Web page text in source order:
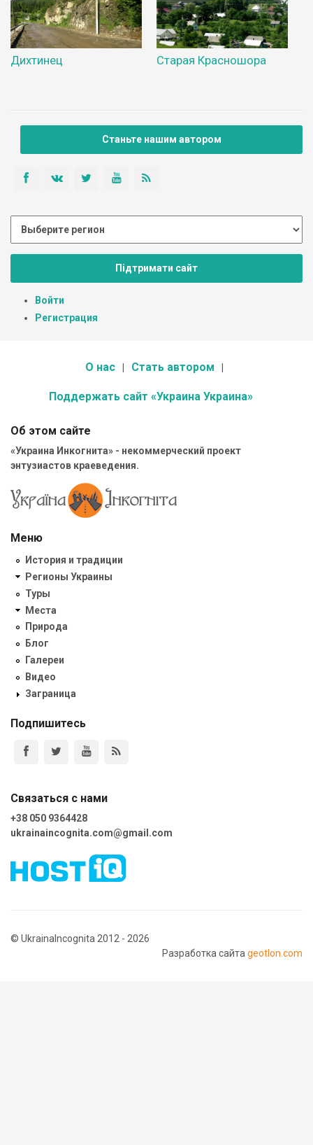
Дихтинец Старая Красношора
Станьте нашим автором
Підтримати сайт
Войти
Регистрация
О нас Стать автором
Поддержать сайт «Украина Украина»
Об этом сайте
«Украина Инкогнита» - некоммерческий проект
энтузиастов краеведения.
Меню
История и традиции
Регионы Украины
Туры
Места
Природа
Блог
Галереи
Видео
Заграница
Подпишитесь
Связаться с нами
+38 050 9364428
ukrainaincognita.com@gmail.com
© UkrainaIncognita 2012 - 2026
Разработка сайта geotlon.com